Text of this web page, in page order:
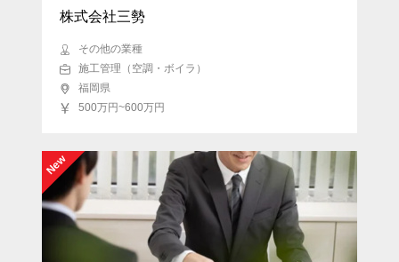
株式会社三勢
その他の業種
施工管理（空調・ボイラ）
福岡県
500万円~600万円
New